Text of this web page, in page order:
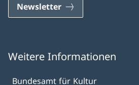
Newsletter
Weitere Informationen
Bundesamt für Kultur